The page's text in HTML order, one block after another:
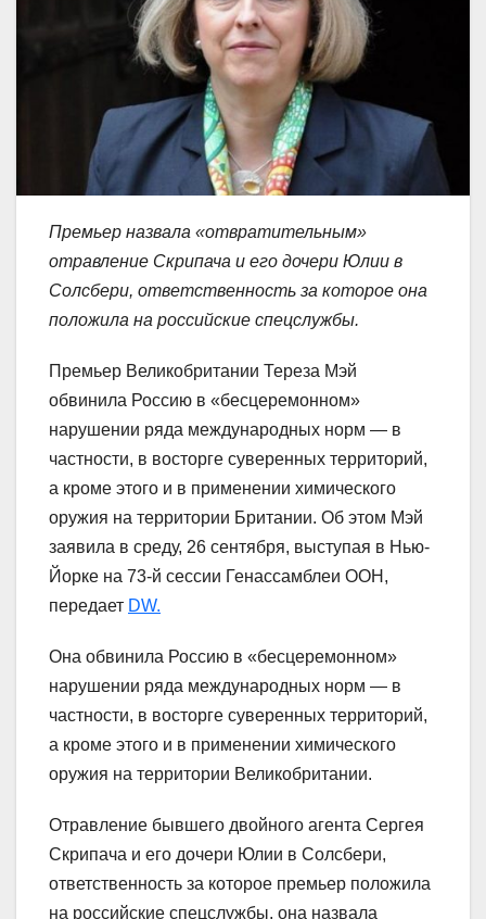
Премьер назвала «отвратительным»
отравление Скрипача и его дочери Юлии в
Солсбери, ответственность за которое она
положила на российские спецслужбы.
Премьер Великобритании Тереза Мэй
обвинила Россию в «бесцеремонном»
нарушении ряда международных норм — в
частности, в восторге суверенных территорий,
а кроме этого и в применении химического
оружия на территории Британии. Об этом Мэй
заявила в среду, 26 сентября, выступая в Нью-
Йорке на 73-й сессии Генассамблеи ООН,
передает DW.
Она обвинила Россию в «бесцеремонном»
нарушении ряда международных норм — в
частности, в восторге суверенных территорий,
а кроме этого и в применении химического
оружия на территории Великобритании.
Отравление бывшего двойного агента Сергея
Скрипача и его дочери Юлии в Солсбери,
ответственность за которое премьер положила
на российские спецслужбы, она назвала